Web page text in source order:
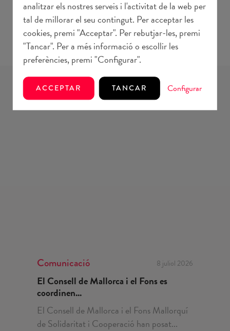
NOTÍCIES
Comunicació 8 juliol 2026
El Consell de Mallorca i el Fons es
coordinen...
El Consell de Mallorca i el Fons Mallorquí
de Solidaritat i Cooperació han posat...
analitzar els nostres serveis i l'activitat de la web per
tal de millorar el seu contingut. Per acceptar les
cookies, premi "Acceptar". Per rebutjar-les, premi
"Tancar". Per a més informació o escollir les
preferències, premi "Configurar".
ACCEPTAR TANCAR Configurar